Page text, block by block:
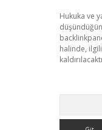
Hukuka ve
halinde,